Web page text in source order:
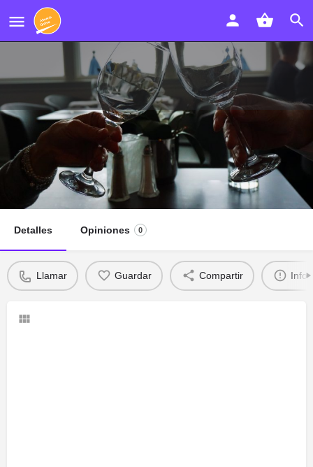
RESTAURANTE LA TASCA
ITALIANA
Llamar
Detalles Opiniones 0
Llamar Guardar Compartir